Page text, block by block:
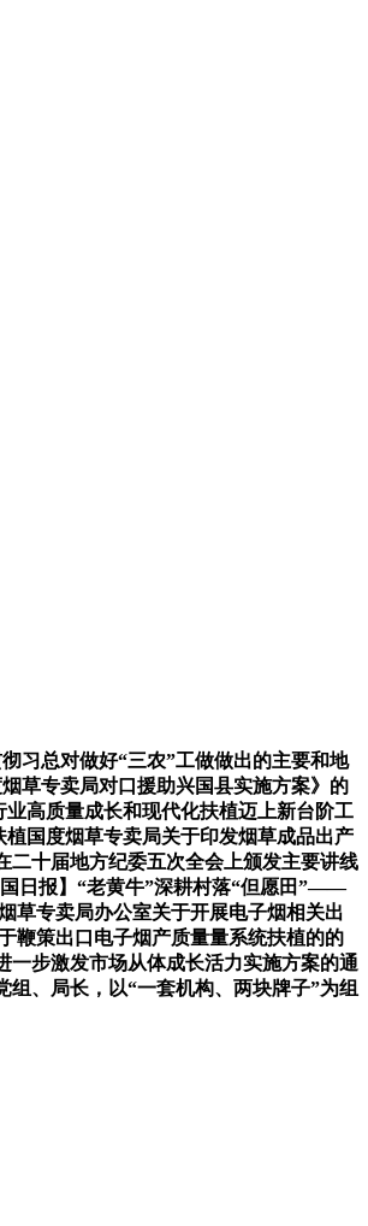
习总对做好“三农”工做做出的主要和地
草专卖局对口援助兴国县实施方案》的
高质量成长和现代化扶植迈上新台阶工
国度烟草专卖局关于印发烟草成品出产
二十届地方纪委五次全会上颁发主要讲线
日报】“老黄牛”深耕村落“但愿田”——
草专卖局办公室关于开展电子烟相关出
鞭策出口电子烟产质量量系统扶植的的
一步激发市场从体成长活力实施方案的通
、局长，以“一套机构、两块牌子”为组